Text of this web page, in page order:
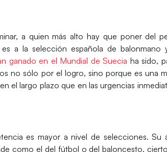
a quien más alto hay que poner del
a la selección española de balonmano
ganado en el Mundial de Suecia ha sido,
no sólo por el logro, sino porque es una
el largo plazo que en las urgencias
es mayor a nivel de selecciones. Su
como el del fútbol o del baloncesto,